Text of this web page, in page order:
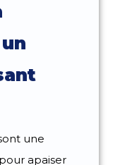
une
pour apaiser